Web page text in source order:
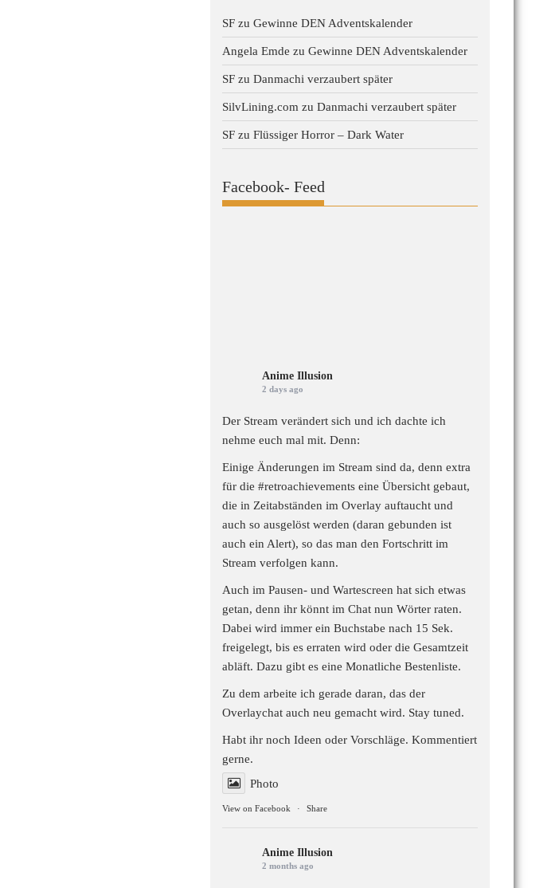
SF zu Gewinne DEN Adventskalender
Angela Emde zu Gewinne DEN Adventskalender
SF zu Danmachi verzaubert später
SilvLining.com zu Danmachi verzaubert später
SF zu Flüssiger Horror – Dark Water
Facebook- Feed
Anime Illusion
2 days ago
Der Stream verändert sich und ich dachte ich
nehme euch mal mit. Denn:
Einige Änderungen im Stream sind da, denn extra
für die #retroachievements eine Übersicht gebaut,
die in Zeitabständen im Overlay auftaucht und
auch so ausgelöst werden (daran gebunden ist
auch ein Alert), so das man den Fortschritt im
Stream verfolgen kann.
Auch im Pausen- und Wartescreen hat sich etwas
getan, denn ihr könnt im Chat nun Wörter raten.
Dabei wird immer ein Buchstabe nach 15 Sek.
freigelegt, bis es erraten wird oder die Gesamtzeit
abläft. Dazu gibt es eine Monatliche Bestenliste.
Zu dem arbeite ich gerade daran, das der
Overlaychat auch neu gemacht wird. Stay tuned.
Habt ihr noch Ideen oder Vorschläge. Kommentiert
gerne.
Photo
View on Facebook · Share
Anime Illusion
2 months ago